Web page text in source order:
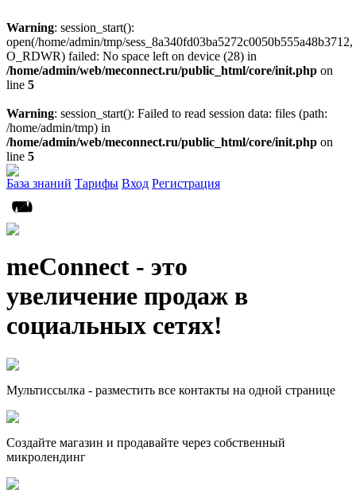
Warning: session_start():
open(/home/admin/tmp/sess_8a340fd03ba5272c0050b555a48b3712,
O_RDWR) failed: No space left on device (28) in
/home/admin/web/meconnect.ru/public_html/core/init.php on
line 5
Warning: session_start(): Failed to read session data: files (path:
/home/admin/tmp) in
/home/admin/web/meconnect.ru/public_html/core/init.php on
line 5
База знаний Тарифы Вход Регистрация
meConnect - это
увеличение продаж в
социальных сетях!
Мультиссылка - разместить все контакты на одной странице
Создайте магазин и продавайте через собственный
микролендинг